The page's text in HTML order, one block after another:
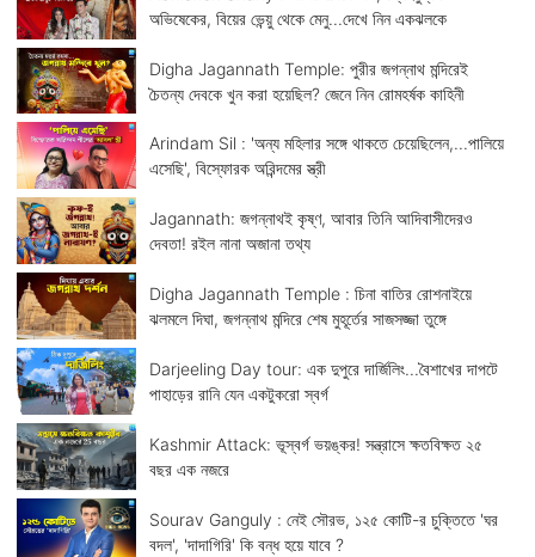
অভিষেকের, বিয়ের ভেন্য়ু থেকে মেনু...দেখে নিন একঝলকে
Digha Jagannath Temple: পুরীর জগন্নাথ মন্দিরেই
চৈতন্য দেবকে খুন করা হয়েছিল? জেনে নিন রোমহর্ষক কাহিনী
Arindam Sil : 'অন্য মহিলার সঙ্গে থাকতে চেয়েছিলেন,...পালিয়ে
এসেছি', বিস্ফোরক অরিন্দমের স্ত্রী
Jagannath: জগন্নাথই কৃষ্ণ, আবার তিনি আদিবাসীদেরও
দেবতা! রইল নানা অজানা তথ্য
Digha Jagannath Temple : চিনা বাতির রোশনাইয়ে
ঝলমলে দিঘা, জগন্নাথ মন্দিরে শেষ মুহূর্তের সাজসজ্জা তুঙ্গে
Darjeeling Day tour: এক দুপুরে দার্জিলিং...বৈশাখের দাপটে
পাহাড়ের রানি যেন একটুকরো স্বর্গ
Kashmir Attack: ভূস্বর্গ ভয়ঙ্কর! সন্ত্রাসে ক্ষতবিক্ষত ২৫
বছর এক নজরে
Sourav Ganguly : নেই সৌরভ, ১২৫ কোটি-র চুক্তিতে 'ঘর
বদল', 'দাদাগিরি' কি বন্ধ হয়ে যাবে ?